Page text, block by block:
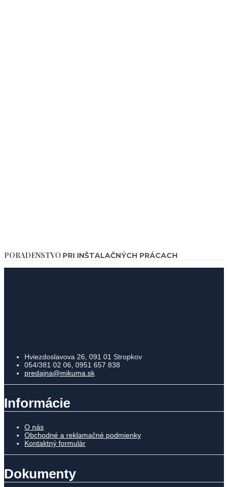
PORADENSTVO PRI INŠTALAČNÝCH PRÁCACH
Hviezdoslavova 26, 091 01 Stropkov
054/381 02 06, 0951 657 838
predajna@mikuma.sk
Informácie
O nás
Obchodné a reklamačné podmienky
Kontaktný formulár
Dokumenty